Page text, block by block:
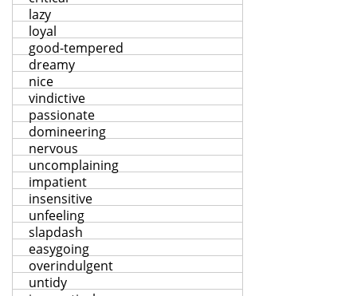
lazy
loyal
good-tempered
dreamy
nice
vindictive
passionate
domineering
nervous
uncomplaining
impatient
insensitive
unfeeling
slapdash
easygoing
overindulgent
untidy